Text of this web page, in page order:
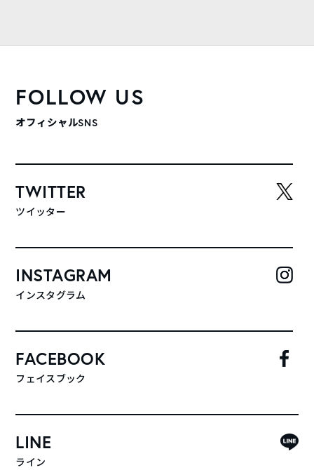
FOLLOW US
オフィシャルSNS
TWITTER
ツイッター
INSTAGRAM
インスタグラム
FACEBOOK
フェイスブック
LINE
ライン